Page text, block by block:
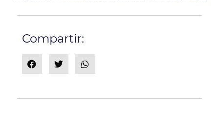
Compartir: